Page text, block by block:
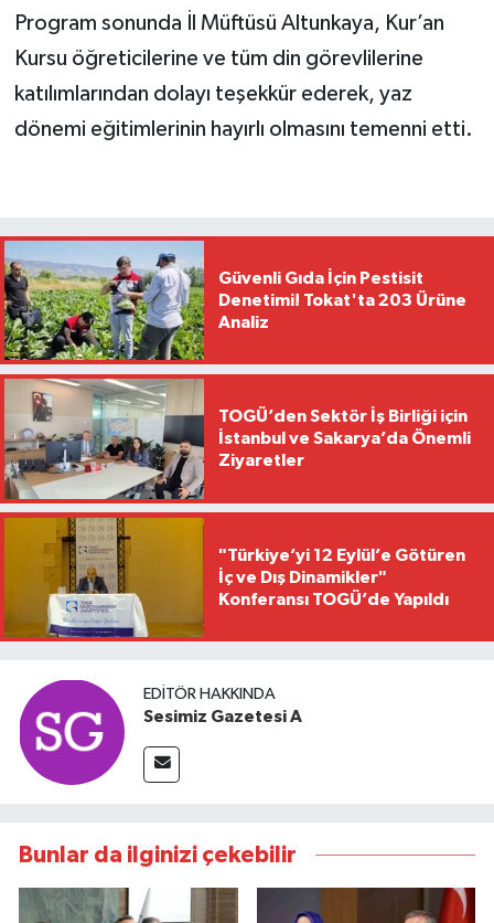
Program sonunda İl Müftüsü Altunkaya, Kur’an
Kursu öğreticilerine ve tüm din görevlilerine
katılımlarından dolayı teşekkür ederek, yaz
dönemi eğitimlerinin hayırlı olmasını temenni etti.
Güvenli Gıda İçin Pestisit
Denetimi! Tokat'ta 203 Ürüne
Analiz
TOGÜ’den Sektör İş Birliği için
İstanbul ve Sakarya’da Önemli
Ziyaretler
"Türkiye’yi 12 Eylül’e Götüren
İç ve Dış Dinamikler"
Konferansı TOGÜ’de Yapıldı
EDITÖR HAKKINDA
Sesimiz Gazetesi A
Bunlar da ilginizi çekebilir